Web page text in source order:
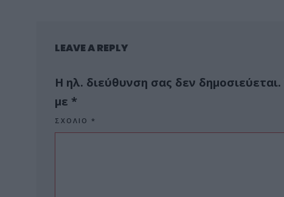
LEAVE A REPLY
Η ηλ. διεύθυνση σας δεν δημοσιεύεται.
με *
ΣΧΌΛΙΟ *